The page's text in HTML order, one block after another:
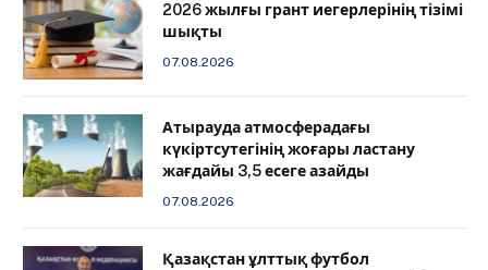
2026 жылғы грант иегерлерінің тізімі
шықты
07.08.2026
Атырауда атмосферадағы
күкіртсутегінің жоғары ластану
жағдайы 3,5 есеге азайды
07.08.2026
Қазақстан ұлттық футбол